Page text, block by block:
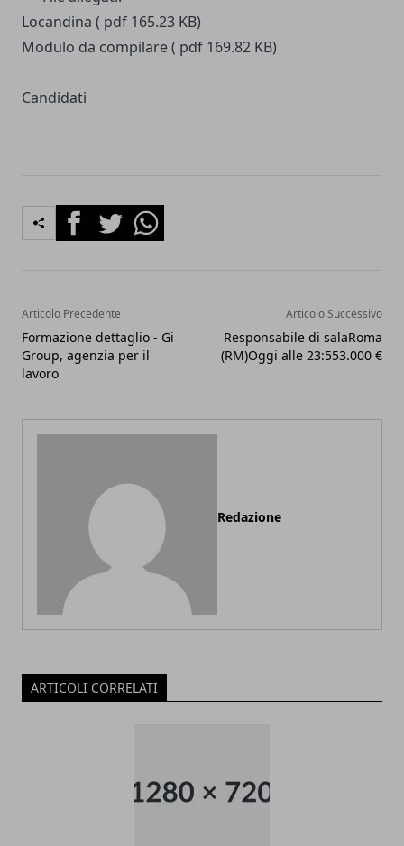
Locandina ( pdf 165.23 KB)
Modulo da compilare ( pdf 169.82 KB)
Candidati
FacebookTwitterWhatsapp
Articolo Precedente
Formazione dettaglio - Gi
Group, agenzia per il
lavoro
Articolo Successivo
Responsabile di salaRoma
(RM)Oggi alle 23:553.000 €
Redazione
ARTICOLI CORRELATI